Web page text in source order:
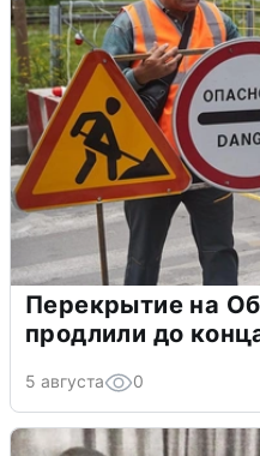
Перекрытие на
продлили до
5 августа 0